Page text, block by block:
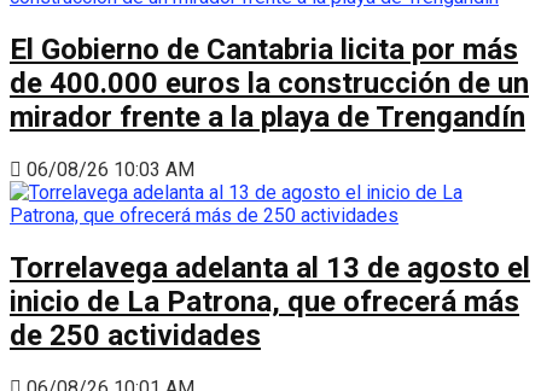
El Gobierno de Cantabria licita por más
de 400.000 euros la construcción de un
mirador frente a la playa de Trengandín
06/08/26 10:03 AM
Torrelavega adelanta al 13 de agosto el
inicio de La Patrona, que ofrecerá más
de 250 actividades